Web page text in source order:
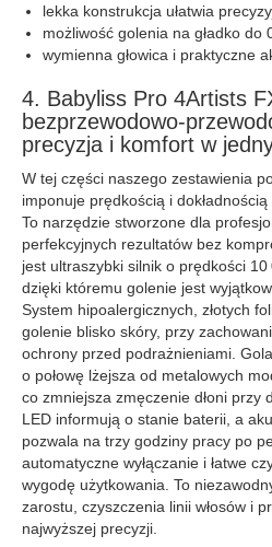
lekka konstrukcja ułatwia
możliwość golenia na gładko do
wymienna głowica i praktyczne
4. Babyliss Pro 4Artists
bezprzewodowo-
precyzja i komfort w
W tej części naszego zestawienia
imponuje prędkością i
To narzędzie stworzone dla
perfekcyjnych rezultatów bez
jest ultraszybki silnik o prędkości
dzięki któremu golenie jest
System hipoalergicznych, złotych
golenie blisko skóry, przy
ochrony przed podrażnieniami.
o połowę lżejsza od metalowych
co zmniejsza zmęczenie dłoni przy
LED informują o stanie baterii, a
pozwala na trzy godziny pracy po
automatyczne wyłączanie i łatwe
wygodę użytkowania. To
zarostu, czyszczenia linii włosów i
najwyższej precyzji.